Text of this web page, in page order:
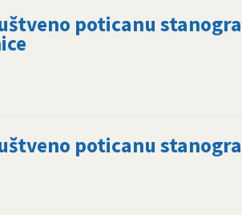
poticanu
poticanu